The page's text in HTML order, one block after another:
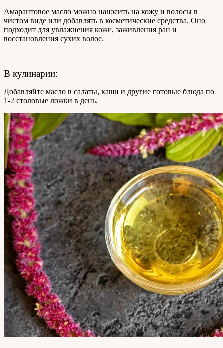
Амарантовое масло можно наносить на кожу и волосы в
чистом виде или добавлять в косметические средства. Оно
подходит для увлажнения кожи, заживления ран и
восстановления сухих волос.
В кулинарии:
Добавляйте масло в салаты, каши и другие готовые блюда по
1-2 столовые ложки в день.